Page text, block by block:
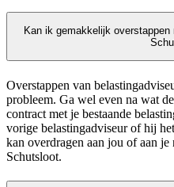
Kan ik gemakkelijk
Overstappen van
probleem. Ga wel even na wat
contract met je bestaande
vorige belastingadviseur of hij
kan overdragen aan jou of aan
Schutsloot.